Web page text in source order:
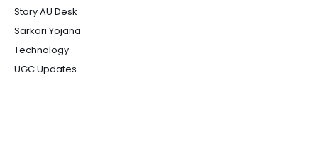
Story AU Desk
Sarkari Yojana
Technology
UGC Updates